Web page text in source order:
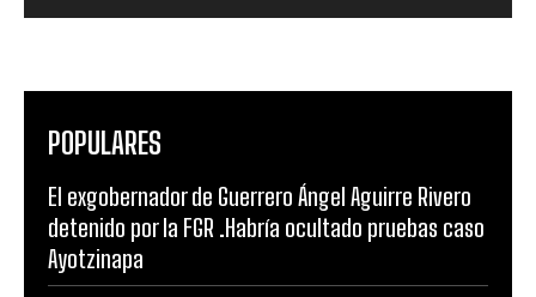
POPULARES
El exgobernador de Guerrero Ángel Aguirre Rivero
detenido por la FGR .Habría ocultado pruebas caso
Ayotzinapa